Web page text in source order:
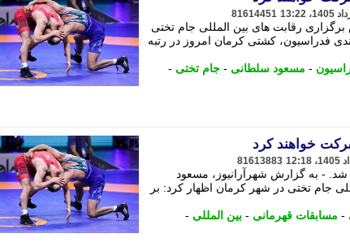
81614451
رقابت های بین المللی جام تختی
فدراسیون، کشتی کرمان امروز در رتبه
- مسعود سلطانی - جام تختی -
81613883
شد. - به گزارش شهرآرانیوز، مسعود
جام تختی در شهر کرمان اظهار کرد: بر
- مسابقات قهرمانی - بین المللی -